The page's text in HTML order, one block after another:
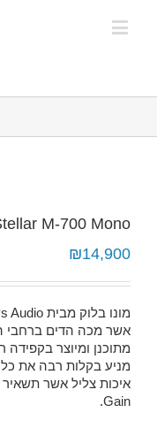
M-700 Mono
₪14,900
מונו בלוק מבית Ps Audio מסדרת ה- Stellar דגם: M-700
אשר מכה הדים ברחבי
מתוכנן ומיוצר בקפידה
מניע בקלות רבה את
Gain.